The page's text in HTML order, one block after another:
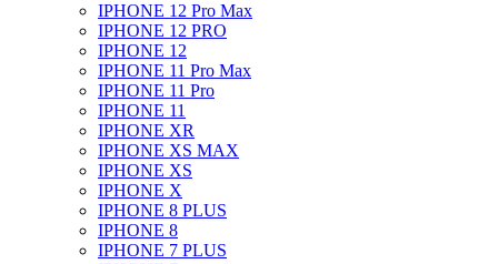
IPHONE 12 Pro Max
IPHONE 12 PRO
IPHONE 12
IPHONE 11 Pro Max
IPHONE 11 Pro
IPHONE 11
IPHONE XR
IPHONE XS MAX
IPHONE XS
IPHONE X
IPHONE 8 PLUS
IPHONE 8
IPHONE 7 PLUS